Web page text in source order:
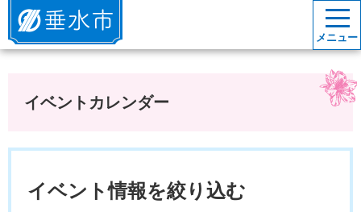
垂水市
メニュー
イベントカレンダー
イベント情報を絞り込む